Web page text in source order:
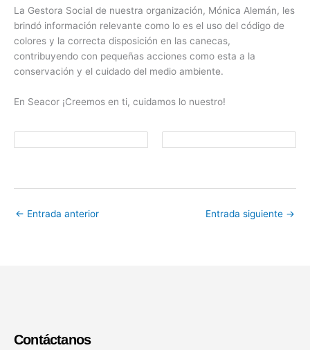
La Gestora Social de nuestra organización, Mónica Alemán, les
brindó información relevante como lo es el uso del código de
colores y la correcta disposición en las canecas,
contribuyendo con pequeñas acciones como esta a la
conservación y el cuidado del medio ambiente.
En Seacor ¡Creemos en ti, cuidamos lo nuestro!
← Entrada anterior Entrada siguiente →
Contáctanos